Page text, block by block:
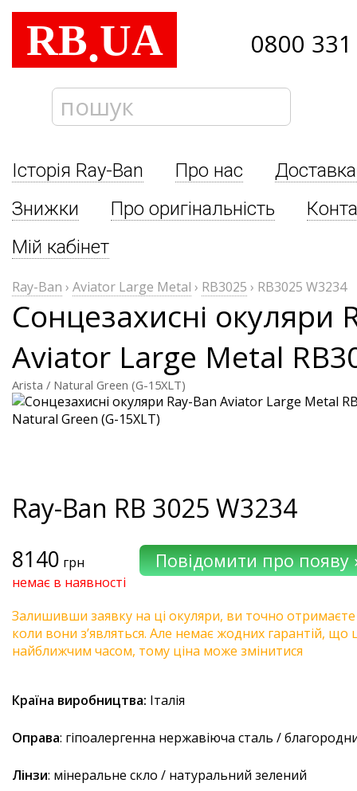
RB.UA 0800
Історія Ray-Ban Про нас
Знижки
Про оригінальність
Мій кабінет
Ray-Ban › Aviator Large Metal › RB3025 › RB3025 W3234
Сонцезахисні окуляри
Aviator Large Metal
Arista / Natural Green (G-15XLT)
Ray-Ban RB 3025 W3234
8140 грн
немає в наявності
Залишивши заявку на ці окуляри, ви точно
коли вони з’являться. Але немає жодних гарантій, що
найближчим часом, тому ціна може змінитися
Країна виробництва: Італія
Оправа: гіпоалергенна нержавіюча сталь /
Лінзи: мінеральне скло / натуральний зелений